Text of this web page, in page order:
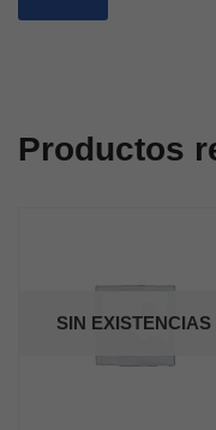
Productos
SIN EXISTENCIAS